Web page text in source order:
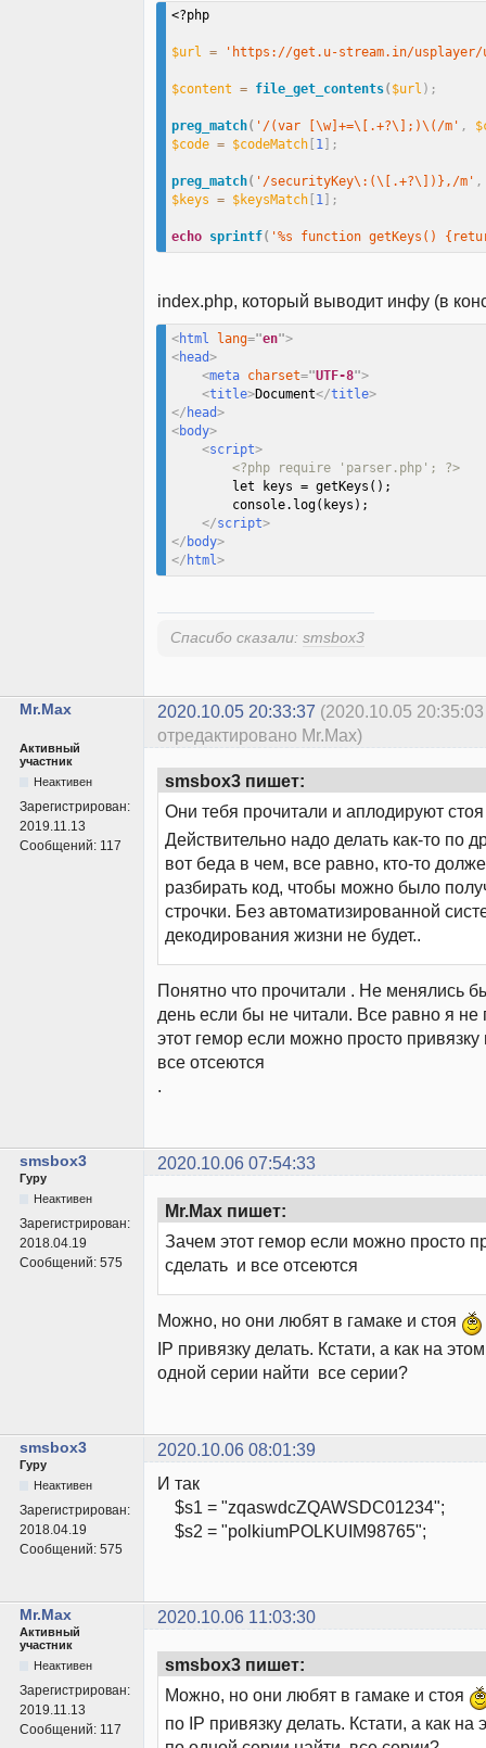
<?php
$url = 'https://get.u-stream.in/usplayer/
$content = file_get_contents( $url ) ;
preg_match( '/(var [\w]+=\[.+?\];)\(/m' ,
$code = $codeMatch[ 1] ;
preg_match( '/securityKey\:(\[.+?\])},/m' ,
$keys = $keysMatch[ 1] ;
echo sprintf( '%s function getKeys()
index.php, который выводит инфу (в
<html lang="en">
<head>
<meta charset="UTF-8">
<title>Document</title>
</ head>
<body>
<script>
<?php require 'parser.php'; ?>
        let keys = getKeys();
        console.log(keys);
</script>
</ body>
</ html>
Спасибо сказали: smsbox3
Mr.Max 2020.10.05 20:33:37 (2020.10.05 20:35:03
отредактировано Mr.Max)
Активный
участник
Неактивен
Зарегистрирован:
2019.11.13
Сообщений: 117
smsbox3 пишет:
Они тебя прочитали и аплодируют
Действительно надо делать как-то по
вот беда в чем, все равно, кто-то
разбирать код, чтобы можно было
строчки. Без автоматизированной
декодирования жизни не будет..
Понятно что прочитали . Не менялись
день если бы не читали. Все равно я
этот гемор если можно просто
все отсеются
.
smsbox3 2020.10.06 07:54:33
Гуру
Неактивен
Зарегистрирован:
2018.04.19
Сообщений: 575
Mr.Max пишет:
Зачем этот гемор если можно просто
сделать и все отсеются
Можно, но они любят в гамаке и стоя
IP привязку делать. Кстати, а как на
одной серии найти все серии?
smsbox3 2020.10.06 08:01:39
Гуру
Неактивен
Зарегистрирован:
2018.04.19
Сообщений: 575
И так
$s1 = "zqaswdcZQAWSDC01234";
$s2 = "polkiumPOLKUIM98765";
Mr.Max 2020.10.06 11:03:30
Активный
участник
Неактивен
Зарегистрирован:
2019.11.13
Сообщений: 117
smsbox3 пишет:
Можно, но они любят в гамаке и стоя
по IP привязку делать. Кстати, а как на